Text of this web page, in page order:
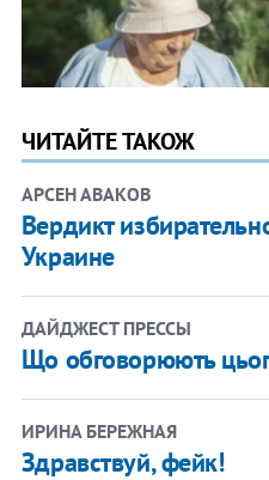
ЧИТАЙТЕ ТАКОЖ
АРСЕН АВАКОВ
Вердикт
Украине
ДАЙДЖЕСТ ПРЕССЫ
Що обговорюють
ИРИНА БЕРЕЖНАЯ
Здравствуй, фейк!